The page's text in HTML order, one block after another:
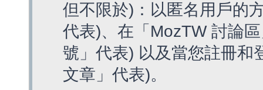
但不限於)：以匿名用戶的
代表)、在「MozTW 討論
號」代表) 以及當您註冊和
文章」代表)。